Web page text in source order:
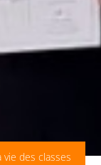
vie des classes